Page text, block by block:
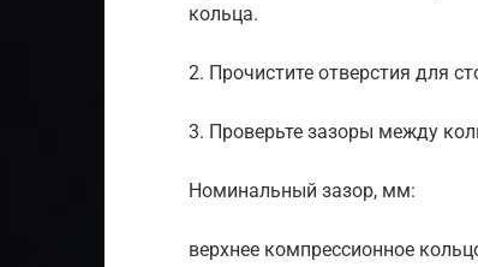
кольца.
2. Прочистите отверстия для
3. Проверьте зазоры между
Номинальный зазор, мм:
верхнее компрессионное